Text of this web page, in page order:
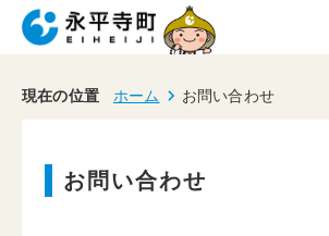
現在の位置 ホーム お問い合わせ
お問い合わせ